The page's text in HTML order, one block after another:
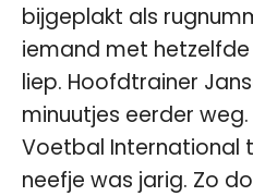
bijgeplakt als
iemand met
liep. Hoofdtrainer
minuutjes eerder
Voetbal International
neefje was jarig. Zo